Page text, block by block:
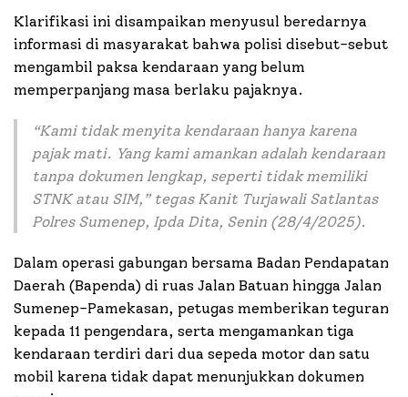
Klarifikasi ini disampaikan menyusul beredarnya
informasi di masyarakat bahwa polisi disebut-sebut
mengambil paksa kendaraan yang belum
memperpanjang masa berlaku pajaknya.
“Kami tidak menyita kendaraan hanya karena
pajak mati. Yang kami amankan adalah kendaraan
tanpa dokumen lengkap, seperti tidak memiliki
STNK atau SIM,” tegas Kanit Turjawali Satlantas
Polres Sumenep, Ipda Dita, Senin (28/4/2025).
Dalam operasi gabungan bersama Badan Pendapatan
Daerah (Bapenda) di ruas Jalan Batuan hingga Jalan
Sumenep-Pamekasan, petugas memberikan teguran
kepada 11 pengendara, serta mengamankan tiga
kendaraan terdiri dari dua sepeda motor dan satu
mobil karena tidak dapat menunjukkan dokumen